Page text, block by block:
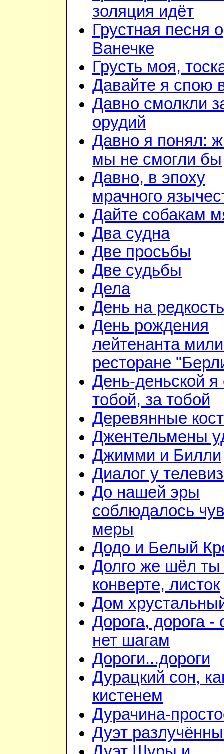
золяция идёт
Грустная песня о
Ванечке
Грусть моя,
Давайте я спою
Давно смолкли
орудий
Давно я понял:
мы не смогли бы
Давно, в эпоху
мрачного
Дайте собакам
Два судна
Две просьбы
Две судьбы
Дела
День на редкость
День рождения
лейтенанта
ресторане
День-деньской я
тобой, за тобой
Деревянные
Джентельмены
Джимми и Билли
Диалог у
До нашей эры
соблюдалось
меры
Додо и Белый
Долго же шёл ты
конверте, листок
Дом
Дорога, дорога -
нет шагам
Дороги...дороги
Дурацкий сон,
кистенем
Дурачина-
Дуэт